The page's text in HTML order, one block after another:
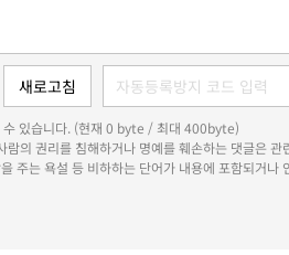
수 있습니다. (현재 0 byte / 최대 400byte)
람의 권리를 침해하거나 명예를 훼손하는 댓글은
주는 욕설 등 비하하는 단어가 내용에 포함되거나